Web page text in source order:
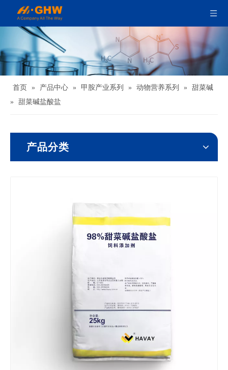
首页 » 产品中心 » 甲胺产业系列 » 动物营养系列 »
甜菜碱
»
甜菜碱盐酸盐
产品分类